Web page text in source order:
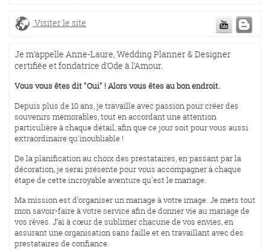
Visiter le site
Je m’appelle Anne-Laure, Wedding Planner & Designer
certifiée et fondatrice d’Ode à l’Amour.
Vous vous êtes dit "Oui" ! Alors vous êtes au bon endroit.
Depuis plus de 10 ans, je travaille avec passion pour créer des
souvenirs mémorables, tout en accordant une attention
particulière à chaque détail, afin que ce jour soit pour vous aussi
extraordinaire qu'inoubliable !
De la planification au choix des prestataires, en passant par la
décoration, je serai présente pour vous accompagner à chaque
étape de cette incroyable aventure qu'est le mariage.
Ma mission est d’organiser un mariage à votre image. Je mets tout
mon savoir-faire à votre service afin de donner vie au mariage de
vos rêves. J’ai à cœur de sublimer chacune de vos envies, en
assurant une organisation sans faille et en travaillant avec des
prestataires de confiance.